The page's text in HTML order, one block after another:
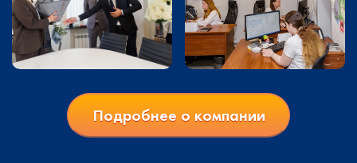
Подробнее о компании